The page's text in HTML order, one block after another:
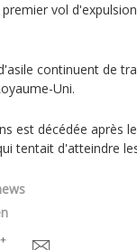
vol
continuent de
Uni.
est décédée après
tentait d'atteindre